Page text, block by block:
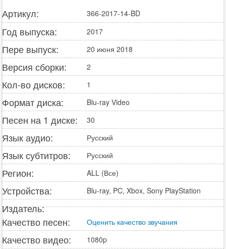
Артикул: 366-2017-14-BD
Год выпуска: 2017
Пере выпуск: 20 июня 2018
Версия сборки: 2
Кол-во дисков: 1
Формат диска: Blu-ray Video
Песен на 1 диске: 30
Язык аудио: Русский
Язык субтитров: Русский
Регион: ALL (Все)
Устройства: Blu-ray, PC, Xbox, Sony PlayStation
Издатель:
Качество песен:
Оценить качество звучания
Качество видео: 1080p